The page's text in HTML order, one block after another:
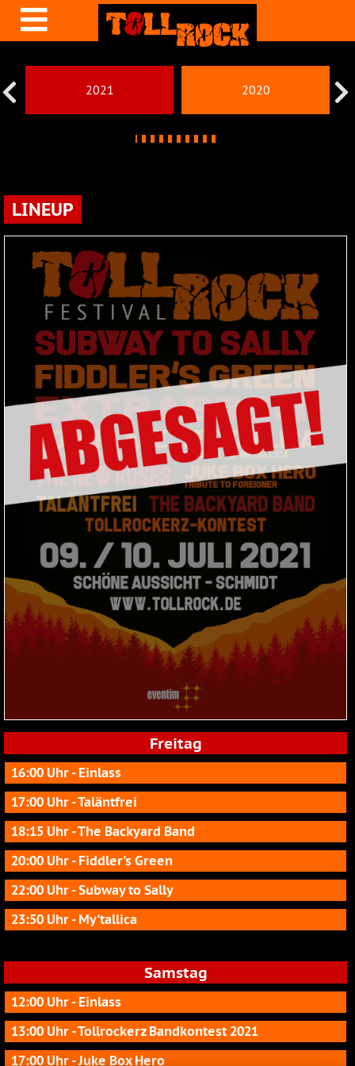
2021 2020
LINEUP
Freitag
16:00 Uhr - Einlass
17:00 Uhr - Taläntfrei
18:15 Uhr - The Backyard Band
20:00 Uhr - Fiddler's Green
22:00 Uhr - Subway to Sally
23:50 Uhr - My'tallica
Samstag
12:00 Uhr - Einlass
13:00 Uhr - Tollrockerz Bandkontest 2021
17:00 Uhr - Juke Box Hero